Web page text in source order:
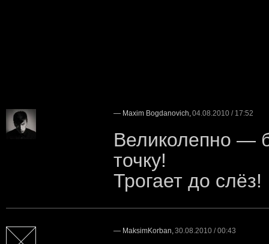
— Maxim Bogdanovich,04.08.2010 / 17:52
Великолепно —
точку!
Трогает до слёз!
— MaksimKorban,30.08.2010 / 00:43